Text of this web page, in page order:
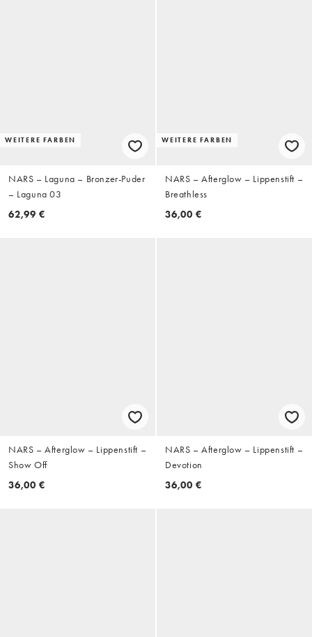
WEITERE FARBEN
NARS – Laguna – Bronzer-Puder
– Laguna 03
62,99 €
WEITERE FARBEN
NARS – Afterglow – Lippenstift –
Breathless
36,00 €
NARS – Afterglow – Lippenstift –
Show Off
36,00 €
NARS – Afterglow – Lippenstift –
Devotion
36,00 €